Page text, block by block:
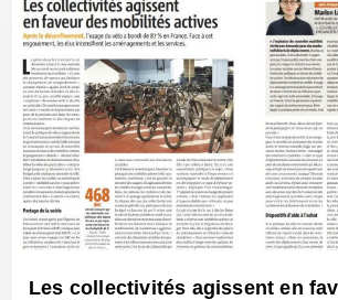
Les collectivités agissent en